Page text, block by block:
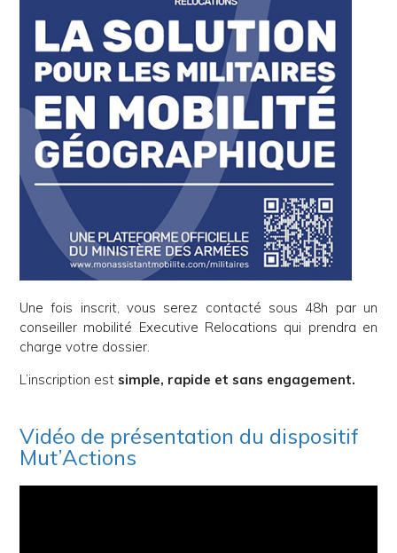
Une fois inscrit, vous serez contacté sous 48h par un
conseiller mobilité Executive Relocations qui prendra en
charge votre dossier.
L’inscription est simple, rapide et sans engagement.
Vidéo de présentation du dispositif
Mut’Actions